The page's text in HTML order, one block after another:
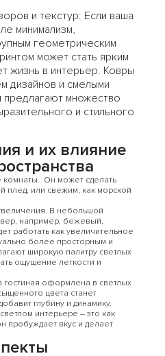
и текстур: Если ваша
минимализм,
геометрическим
может стать ярким
жизнь в интерьер. Ковры
дизайнов и смелыми
предлагают множество
и стильного
и их влияние
комнаты. Он может сделать
плед, или свежим, как морской
В небольшой
например, бежевый,
работать как увеличительное
более просторным и
широкую палитру светлых
ощущение легкости и
гостиная оформлена в светлых
цвета станет
глубину и динамику.
интерьере – это как
пробуждает вкус и делает